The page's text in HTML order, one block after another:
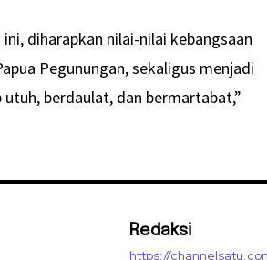
diharapkan nilai-nilai kebangsaan
Pegunungan, sekaligus menjadi
berdaulat, dan bermartabat,”
Redaksi
https://